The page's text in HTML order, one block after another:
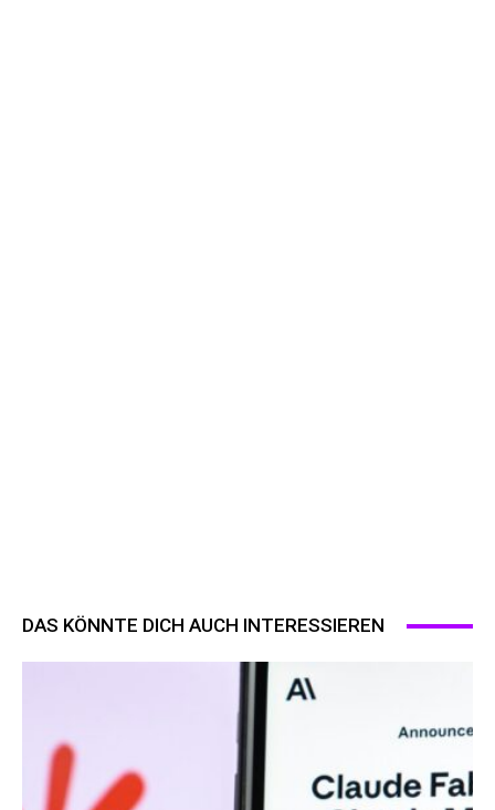
DAS KÖNNTE DICH AUCH INTERESSIEREN